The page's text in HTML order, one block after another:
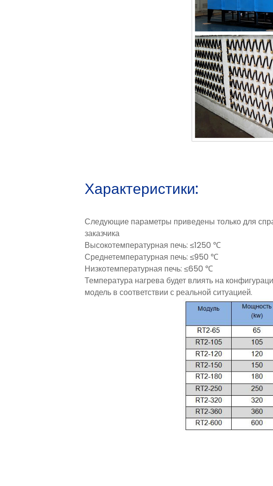
Характеристики:
Следующие параметры приведены только для
заказчика
Высокотемпературная печь: ≤1250 ℃
Среднетемпературная печь: ≤950 ℃
Низкотемпературная печь: ≤650 ℃
Температура нагрева будет влиять на
модель в соответствии с реальной ситуацией.